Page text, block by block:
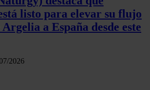
pueden combinarla con otra
o que hayan recopilado a partir del uso
listo para elevar su flujo
Argelia a España desde este
2026